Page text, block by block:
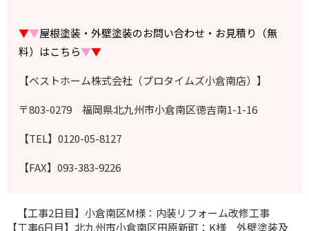
▼▼屋根塗装・外壁塗装のお問い合わせ・お見積り（無
料）はこちら▼▼
【ベストホーム株式会社（プロタイムズ小倉南店）】
〒803-0279 福岡県北九州市小倉南区徳吉南1-1-16
【TEL】0120-05-8127
【FAX】093-383-9226
【工事2日目】小倉南区M様：内装リフォーム改修工事
【工事6日目】北九州市小倉南区田原新町：K様 外壁塗装及